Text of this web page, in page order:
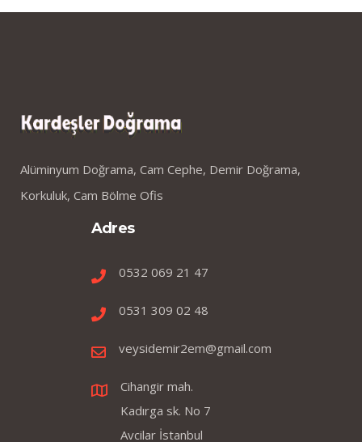
Alüminyum Doğrama, Cam Cephe, Demir Doğrama,
Korkuluk, Cam Bölme Ofis
Adres
0532 069 21 47
0531 309 02 48
veysidemir2em@gmail.com
Cihangir mah.
Kadırga sk. No 7
Avcilar İstanbul